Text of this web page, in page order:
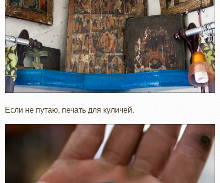
Если не путаю, печать для куличей.